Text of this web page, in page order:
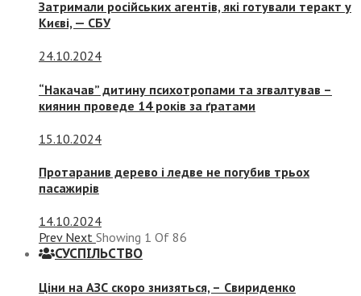
Затримали російських агентів, які готували теракт у
Києві, — СБУ
24.10.2024
“Накачав” дитину психотропами та згвалтував –
киянин проведе 14 років за ґратами
15.10.2024
Протаранив дерево і ледве не погубив трьох
пасажирів
14.10.2024
Prev Next Showing 1 Of 86
СУСПIЛЬСТВО
Ціни на АЗС скоро знизяться, – Свириденко